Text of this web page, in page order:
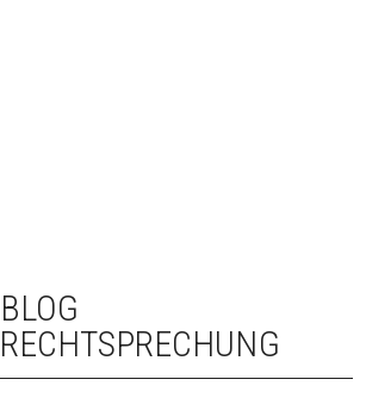
BLOG
RECHTSPRECHUNG